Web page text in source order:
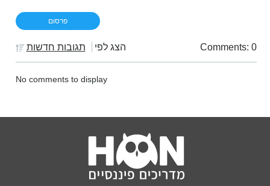
Comments: 0 הצג לפי תגובות חדשות
No comments to display